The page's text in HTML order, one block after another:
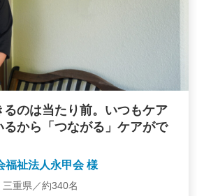
るのは当たり前。いつもケア
るから「つながる」ケアがで
福祉法人永甲会 様
三重県／約340名